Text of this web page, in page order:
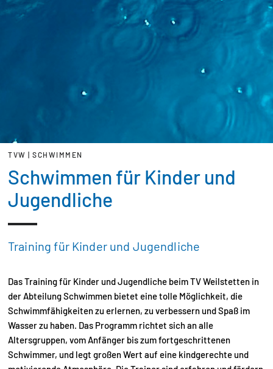
TVW | SCHWIMMEN
Schwimmen für Kinder und
Jugendliche
Training für Kinder und Jugendliche
Das Training für Kinder und Jugendliche beim TV Weilstetten in
der Abteilung Schwimmen bietet eine tolle Möglichkeit, die
Schwimmfähigkeiten zu erlernen, zu verbessern und Spaß im
Wasser zu haben. Das Programm richtet sich an alle
Altersgruppen, vom Anfänger bis zum fortgeschrittenen
Schwimmer, und legt großen Wert auf eine kindgerechte und